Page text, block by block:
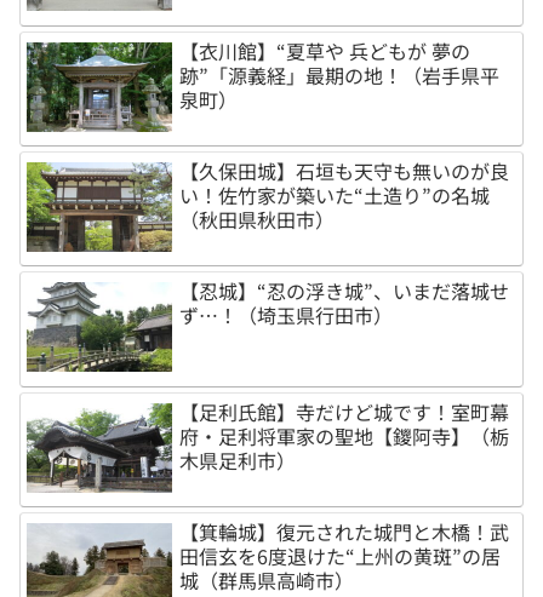
【衣川館】“夏草や 兵どもが 夢の
跡”「源義経」最期の地！（岩手県平
泉町）
【久保田城】石垣も天守も無いのが良
い！佐竹家が築いた“土造り”の名城
（秋田県秋田市）
【忍城】“忍の浮き城”、いまだ落城せ
ず…！（埼玉県行田市）
【足利氏館】寺だけど城です！室町幕
府・足利将軍家の聖地【鑁阿寺】（栃
木県足利市）
【箕輪城】復元された城門と木橋！武
田信玄を6度退けた“上州の黄斑”の居
城（群馬県高崎市）